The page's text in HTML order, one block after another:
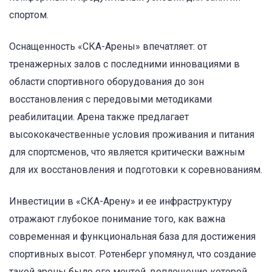
спортом.
Оснащенность «СКА-Арены» впечатляет: от
тренажерных залов с последними инновациями в
области спортивного оборудования до зон
восстановления с передовыми методиками
реабилитации. Арена также предлагает
высококачественные условия проживания и питания
для спортсменов, что является критически важным
для их восстановления и подготовки к соревнованиям.
Инвестиции в «СКА-Арену» и ее инфраструктуру
отражают глубокое понимание того, как важна
современная и функциональная база для достижения
спортивных высот. Ротенберг упомянул, что создание